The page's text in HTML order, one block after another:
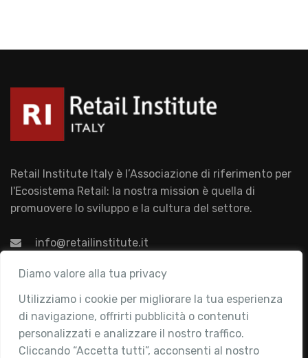
Diamo valore alla tua privacy
Utilizziamo i cookie per migliorare la tua esperienza
di navigazione, offrirti pubblicità o contenuti
personalizzati e analizzare il nostro traffico.
Cliccando “Accetta tutti”, acconsenti al nostro
Retail Institute Italy è l’Associazione di riferimento per
l'Ecosistema Retail: la nostra mission è quella di
promuovere lo sviluppo e la cultura del settore.
info@retailinstitute.it
Associazione
Chi siamo
Attività
Contatti